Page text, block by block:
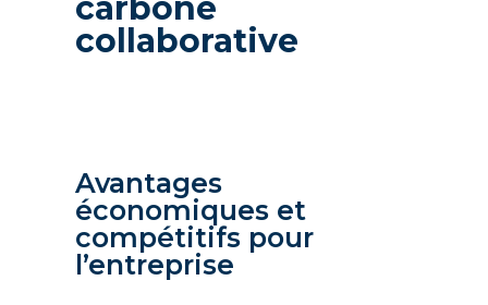
collaborative
Avantages
économiques et
compétitifs pour
l’entreprise